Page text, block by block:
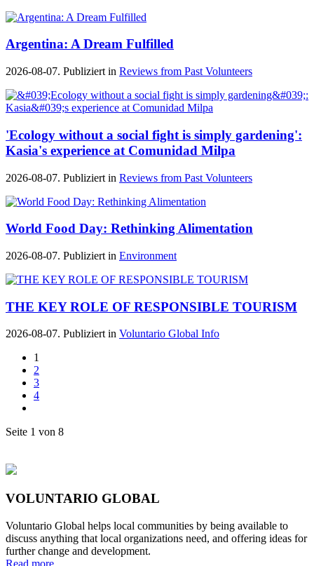
Argentina: A Dream Fulfilled
2026-08-07. Publiziert in Reviews from Past Volunteers
'Ecology without a social fight is simply gardening':
Kasia's experience at Comunidad Milpa
2026-08-07. Publiziert in Reviews from Past Volunteers
World Food Day: Rethinking Alimentation
2026-08-07. Publiziert in Environment
THE KEY ROLE OF RESPONSIBLE TOURISM
2026-08-07. Publiziert in Voluntario Global Info
1
2
3
4
Seite 1 von 8
VOLUNTARIO GLOBAL
Voluntario Global helps local communities by being available to
discuss anything that local organizations need, and offering ideas for
further change and development.
Read more...